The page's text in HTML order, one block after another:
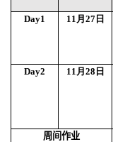
Day1 11月27日
Day2 11月28日
周间作业